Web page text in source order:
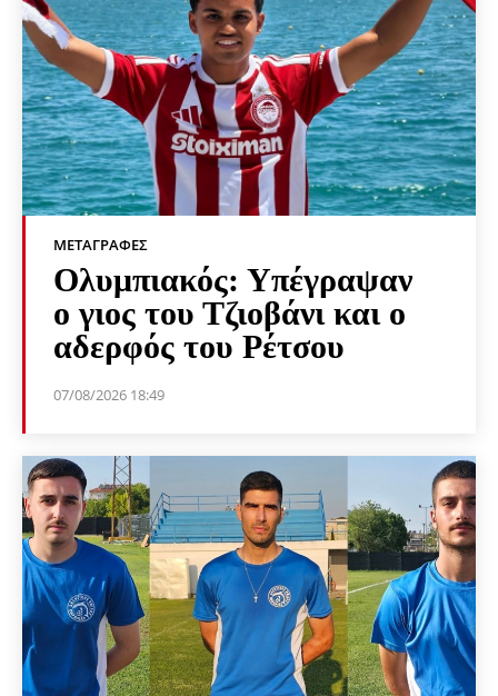
ΜΕΤΑΓΡΑΦΈΣ
Ολυμπιακός: Υπέγραψαν
ο γιος του Τζιοβάνι και ο
αδερφός του Ρέτσου
07/08/2026 18:49